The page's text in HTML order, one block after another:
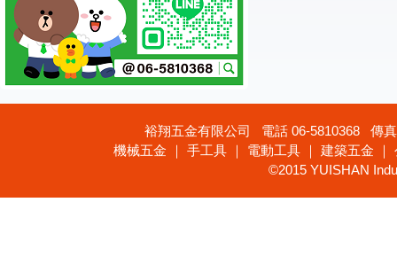
裕翔五金有限公司 電話 06-5810368 傳
機械五金 ｜ 手工具 ｜ 電動工具 ｜ 建築五金
©2015 YUISHAN